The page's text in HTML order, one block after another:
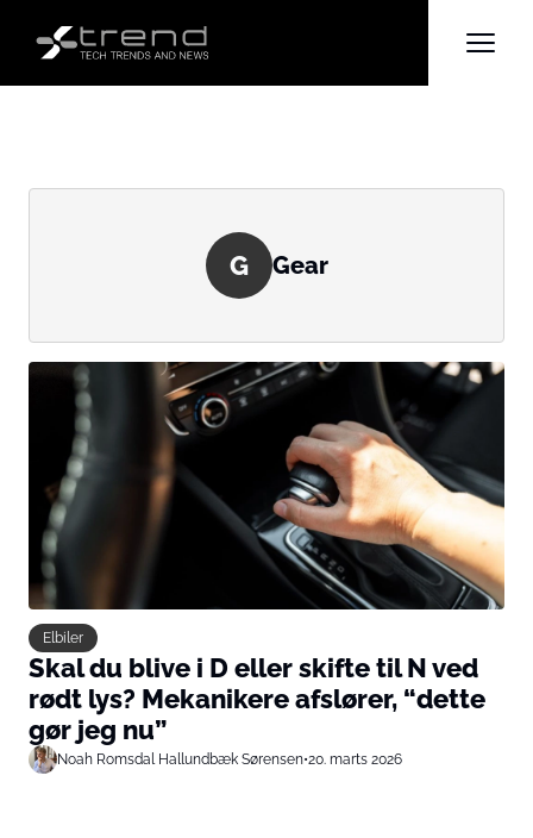
G Gear
Elbiler
Skal du blive i D eller skifte til N ved
rødt lys? Mekanikere afslører, “dette
gør jeg nu”
Noah Romsdal Hallundbæk Sørensen•20. marts 2026